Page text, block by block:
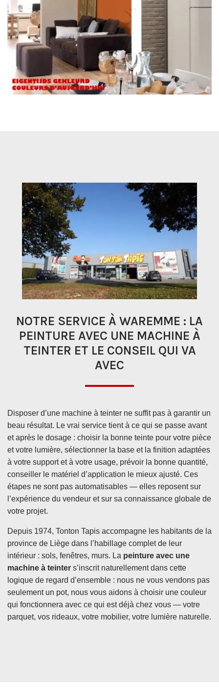
NOTRE SERVICE À WAREMME : LA
PEINTURE AVEC UNE MACHINE À
TEINTER ET LE CONSEIL QUI VA
AVEC
Disposer d’une machine à teinter ne suffit pas à garantir un
beau résultat. Le vrai service tient à ce qui se passe avant
et après le dosage : choisir la bonne teinte pour votre pièce
et votre lumière, sélectionner la base et la finition adaptées
à votre support et à votre usage, prévoir la bonne quantité,
conseiller le matériel d’application le mieux ajusté. Ces
étapes ne sont pas automatisables — elles reposent sur
l’expérience du vendeur et sur sa connaissance globale de
votre projet.
Depuis 1974, Tonton Tapis accompagne les habitants de la
province de Liège dans l’habillage complet de leur
intérieur : sols, fenêtres, murs. La peinture avec une
machine à teinter s’inscrit naturellement dans cette
logique de regard d’ensemble : nous ne vous vendons pas
seulement un pot, nous vous aidons à choisir une couleur
qui fonctionnera avec ce qui est déjà chez vous — votre
parquet, vos rideaux, votre mobilier, votre lumière naturelle.